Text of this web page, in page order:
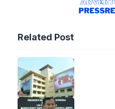
Related Post